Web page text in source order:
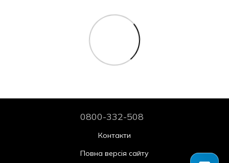
0800-332-508
Контакти
Повна версія сайту